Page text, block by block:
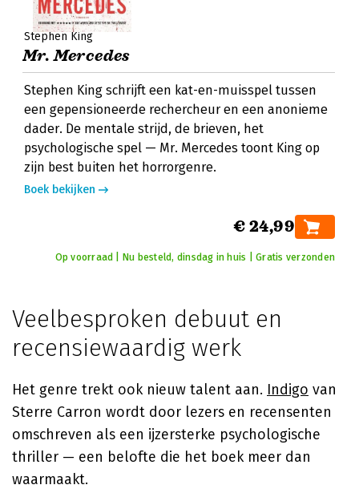
Stephen King
Mr. Mercedes
Stephen King schrijft een kat-en-muisspel tussen
een gepensioneerde rechercheur en een anonieme
dader. De mentale strijd, de brieven, het
psychologische spel — Mr. Mercedes toont King op
zijn best buiten het horror­genre.
Boek bekijken
€ 24,99
Op voorraad | Nu besteld, dinsdag in huis | Gratis verzonden
Veelbesproken debuut en
recensiewaardig werk
Het genre trekt ook nieuw talent aan. Indigo van
Sterre Carron wordt door lezers en recensenten
omschreven als een ijzersterke psychologische
thriller — een belofte die het boek meer dan
waarmaakt.